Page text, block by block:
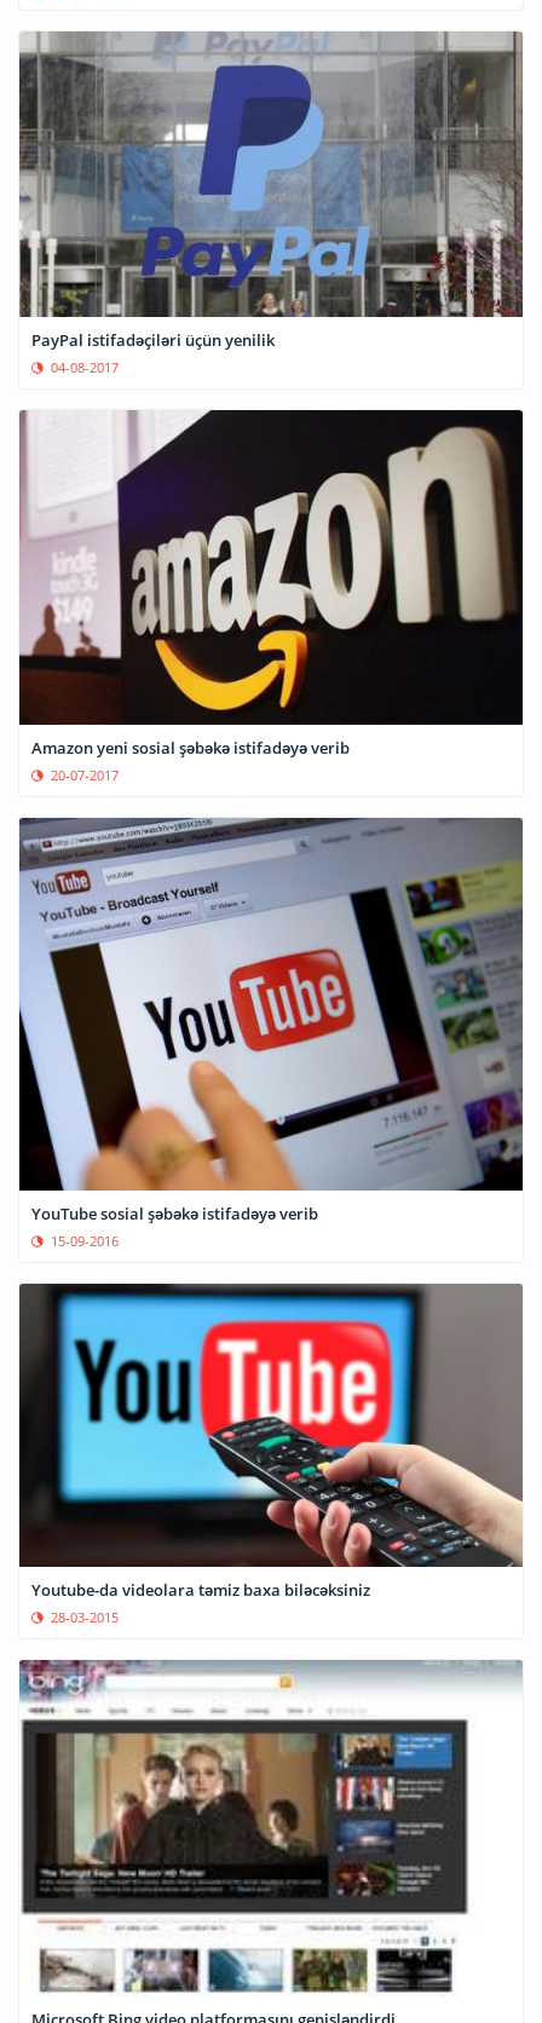
PayPal istifadəçiləri üçün yenilik
04-08-2017
Amazon yeni sosial şəbəkə istifadəyə verib
20-07-2017
YouTube sosial şəbəkə istifadəyə verib
15-09-2016
Youtube-da videolara təmiz baxa biləcəksiniz
28-03-2015